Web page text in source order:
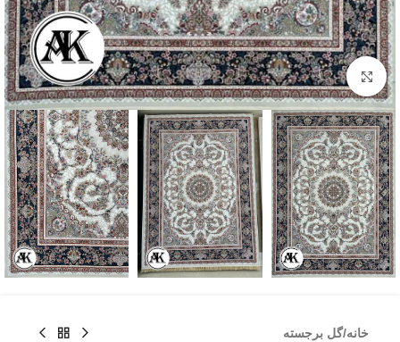
بزرگنمایی تصویر
خانه/گل برجسته